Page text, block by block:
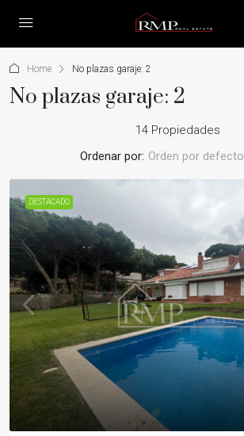
Home No plazas garaje: 2
No plazas garaje: 2
14 Propiedades
Ordenar por: Orden por defecto
DESTACADO